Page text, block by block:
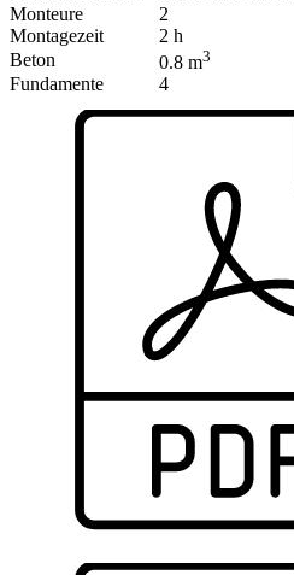
Monteure
2
Montagezeit
2 h
Beton
0.8 m3
Fundamente 4